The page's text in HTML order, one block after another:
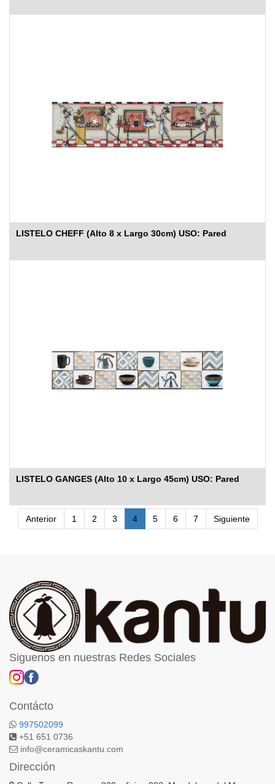
LISTELO CHEFF (Alto 8 x Largo 30cm) USO: Pared
LISTELO GANGES (Alto 10 x Largo 45cm) USO: Pared
Anterior 1 2 3 4 5 6 7 Siguiente
Siguenos en nuestras Redes Sociales
Contácto
997502099
+51 651 0736
info@ceramicaskantu.com
Dirección